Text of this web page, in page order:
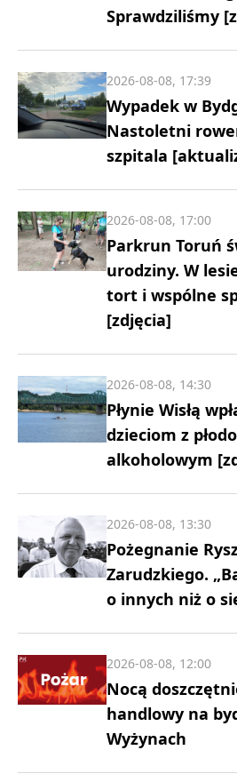
Sprawdziliśmy
Wypadek w
Nastoletni
szpitala
2026-08-08, 17:39
Parkrun Toruń
urodziny. W
tort i wspólne
[zdjęcia]
2026-08-08, 17:00
Płynie Wisłą
dzieciom z
alkoholowym
2026-08-08, 14:30
Pożegnanie
Zarudzkiego.
o innych niż o
2026-08-08, 13:30
Nocą
handlowy na
Wyżynach
2026-08-08, 12:00